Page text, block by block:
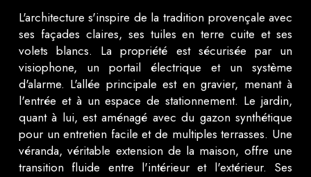
L'architecture s'inspire de la tradition provençale avec
ses façades claires, ses tuiles en terre cuite et ses
volets blancs. La propriété est sécurisée par un
visiophone, un portail électrique et un système
d'alarme. L'allée principale est en gravier, menant à
l'entrée et à un espace de stationnement. Le jardin,
quant à lui, est aménagé avec du gazon synthétique
pour un entretien facile et de multiples terrasses. Une
véranda, véritable extension de la maison, offre une
transition fluide entre l'intérieur et l'extérieur. Ses